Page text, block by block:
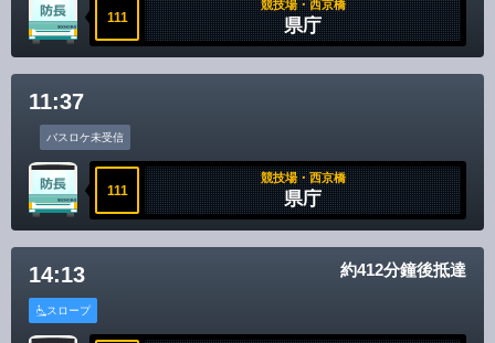
各バス会社リンク先
免責聲明
111
競技場・西京橋
県庁
11:37
バスロケ未受信
111
競技場・西京橋
県庁
14:13 約412分鐘後抵達
スロープ